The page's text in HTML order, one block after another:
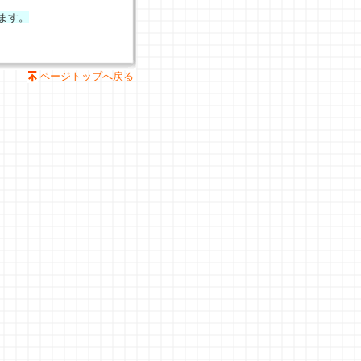
。
ページトップへ戻る